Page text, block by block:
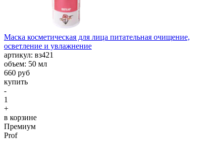
Маска косметическая для лица питательная очищение,
осветление и увлажнение
aртикул: вз421
объем: 50 мл
660 руб
купить
-
1
+
в корзине
Премиум
Prof